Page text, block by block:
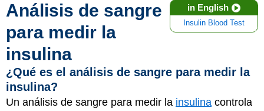
in English
Insulin Blood Test
Análisis de sangre
para medir la
insulina
¿Qué es el análisis de sangre para medir la
insulina?
Un análisis de sangre para medir la insulina controla